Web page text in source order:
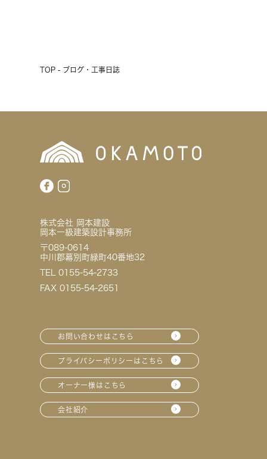
TOP - ブログ・工事日誌
株式会社 岡本建設
岡本一級建築設計事務所
〒089-0614
中川郡幕別町緑町40番地32
TEL 0155-54-2733
FAX 0155-54-2651
お問い合わせはこちら
プライバシーポリシーはこちら
オーナー様はこちら
会社紹介